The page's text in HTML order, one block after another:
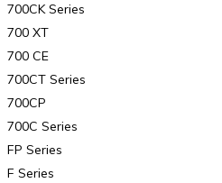
700CK Series
700 XT
700 CE
700CT Series
700CP
700C Series
FP Series
F Series